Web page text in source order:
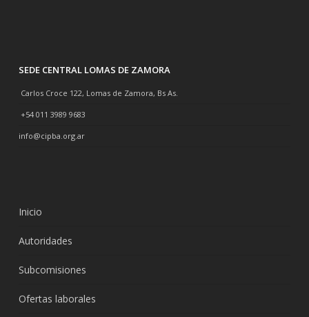
SEDE CENTRAL LOMAS DE ZAMORA
Carlos Croce 122, Lomas de Zamora, Bs As.
+54 011 3989 9683
info@cipba.org.ar
Inicio
Autoridades
Subcomisiones
Ofertas laborales